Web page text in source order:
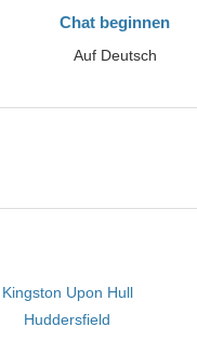
Chat beginnen
Auf Deutsch
Kingston Upon Hull
Huddersfield